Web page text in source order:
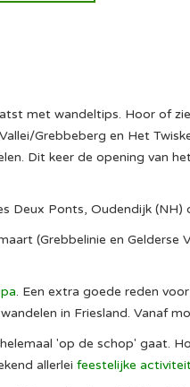
met wandeltips. Hoor of
Grebbeberg en Het
Dit keer de opening van
Deux Ponts, Oudendijk (NH)
(Grebbelinie en
. Een extra goede reden
in Friesland. Vanaf
'op de schop' gaat.
allerlei feestelijke